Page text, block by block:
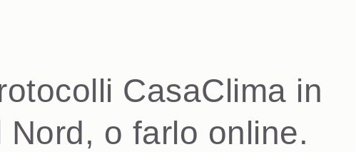
CasaClima in
Nord, o farlo online.